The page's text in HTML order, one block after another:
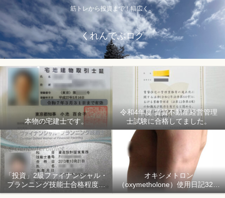
筋トレから投資まで！幅広く。
くれんでぶログ
本物の宅建士です。
令和4年度 賃貸不動産経営管理
士試験に合格してました。
「投資」2級ファイナンシャル・
プランニング技能士合格程度で
ようやく初心者「資産形成」
オキシメトロン
（oxymetholone）使用日記32日
目「骨格筋量増量開始150日目」